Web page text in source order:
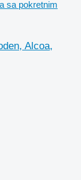
sa pokretnim
Alcoa,